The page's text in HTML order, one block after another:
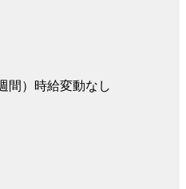
間）時給変動なし